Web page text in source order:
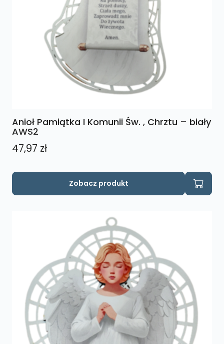
Anioł Pamiątka I Komunii Św. , Chrztu – biały
AWS2
47,97 zł
Zobacz produkt